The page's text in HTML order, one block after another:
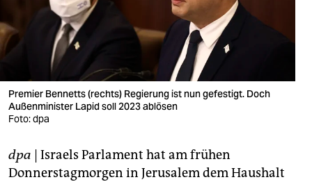
wahrheit
verlag
veranstaltungen
fragen & hilfe
Premier Bennetts (rechts) Regierung ist nun gefestigt. Doch
Außenminister Lapid soll 2023 ablösen
Foto: dpa
dpa | Israels Parlament hat am frühen
Donnerstagmorgen in Jerusalem dem Haushalt